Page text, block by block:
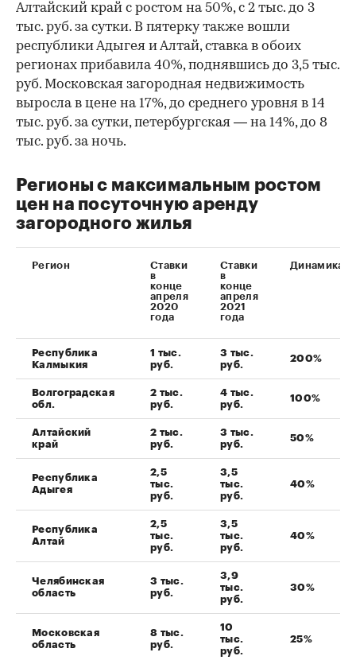
Алтайский край с ростом на 50%, с 2 тыс. до 3
тыс. руб. за сутки. В пятерку также вошли
республики Адыгея и Алтай, ставка в обоих
регионах прибавила 40%, поднявшись до 3,5 тыс.
руб. Московская загородная недвижимость
выросла в цене на 17%, до среднего уровня в 14
тыс. руб. за сутки, петербургская — на 14%, до 8
тыс. руб. за ночь.
Регионы с максимальным ростом
цен на посуточную аренду
загородного жилья
Регион
Ставки
в
конце
апреля
2020
года
Ставки
в
конце
апреля
2021
года
Динамика
Республика
Калмыкия
1 тыс.
руб.
3 тыс.
руб.
200%
Волгоградская
обл.
2 тыс.
руб.
4 тыс.
руб.
100%
Алтайский
край
2 тыс.
руб.
3 тыс.
руб.
50%
Республика
Адыгея
2,5
тыс.
руб.
3,5
тыс.
руб.
40%
Республика
Алтай
2,5
тыс.
руб.
3,5
тыс.
руб.
40%
Челябинская
область
3 тыс.
руб.
3,9
тыс.
руб.
30%
Московская
область
8 тыс.
руб.
10
тыс.
руб.
25%